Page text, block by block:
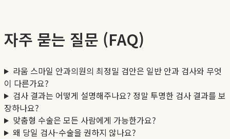
자주 묻는 질문 (FAQ)
라움 스마일 안과의원의 최정밀 검안은 일반 안과 검사와 무엇
이 다른가요?
검사 결과는 어떻게 설명해주나요? 정말 투명한 검사 결과를 보
장하나요?
맞춤형 수술은 모든 사람에게 가능한가요?
왜 당일 검사-수술을 권하지 않나요?